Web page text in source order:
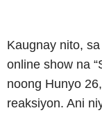
Kaugnay nito,
online show na
noong Hunyo
reaksiyon. Ani